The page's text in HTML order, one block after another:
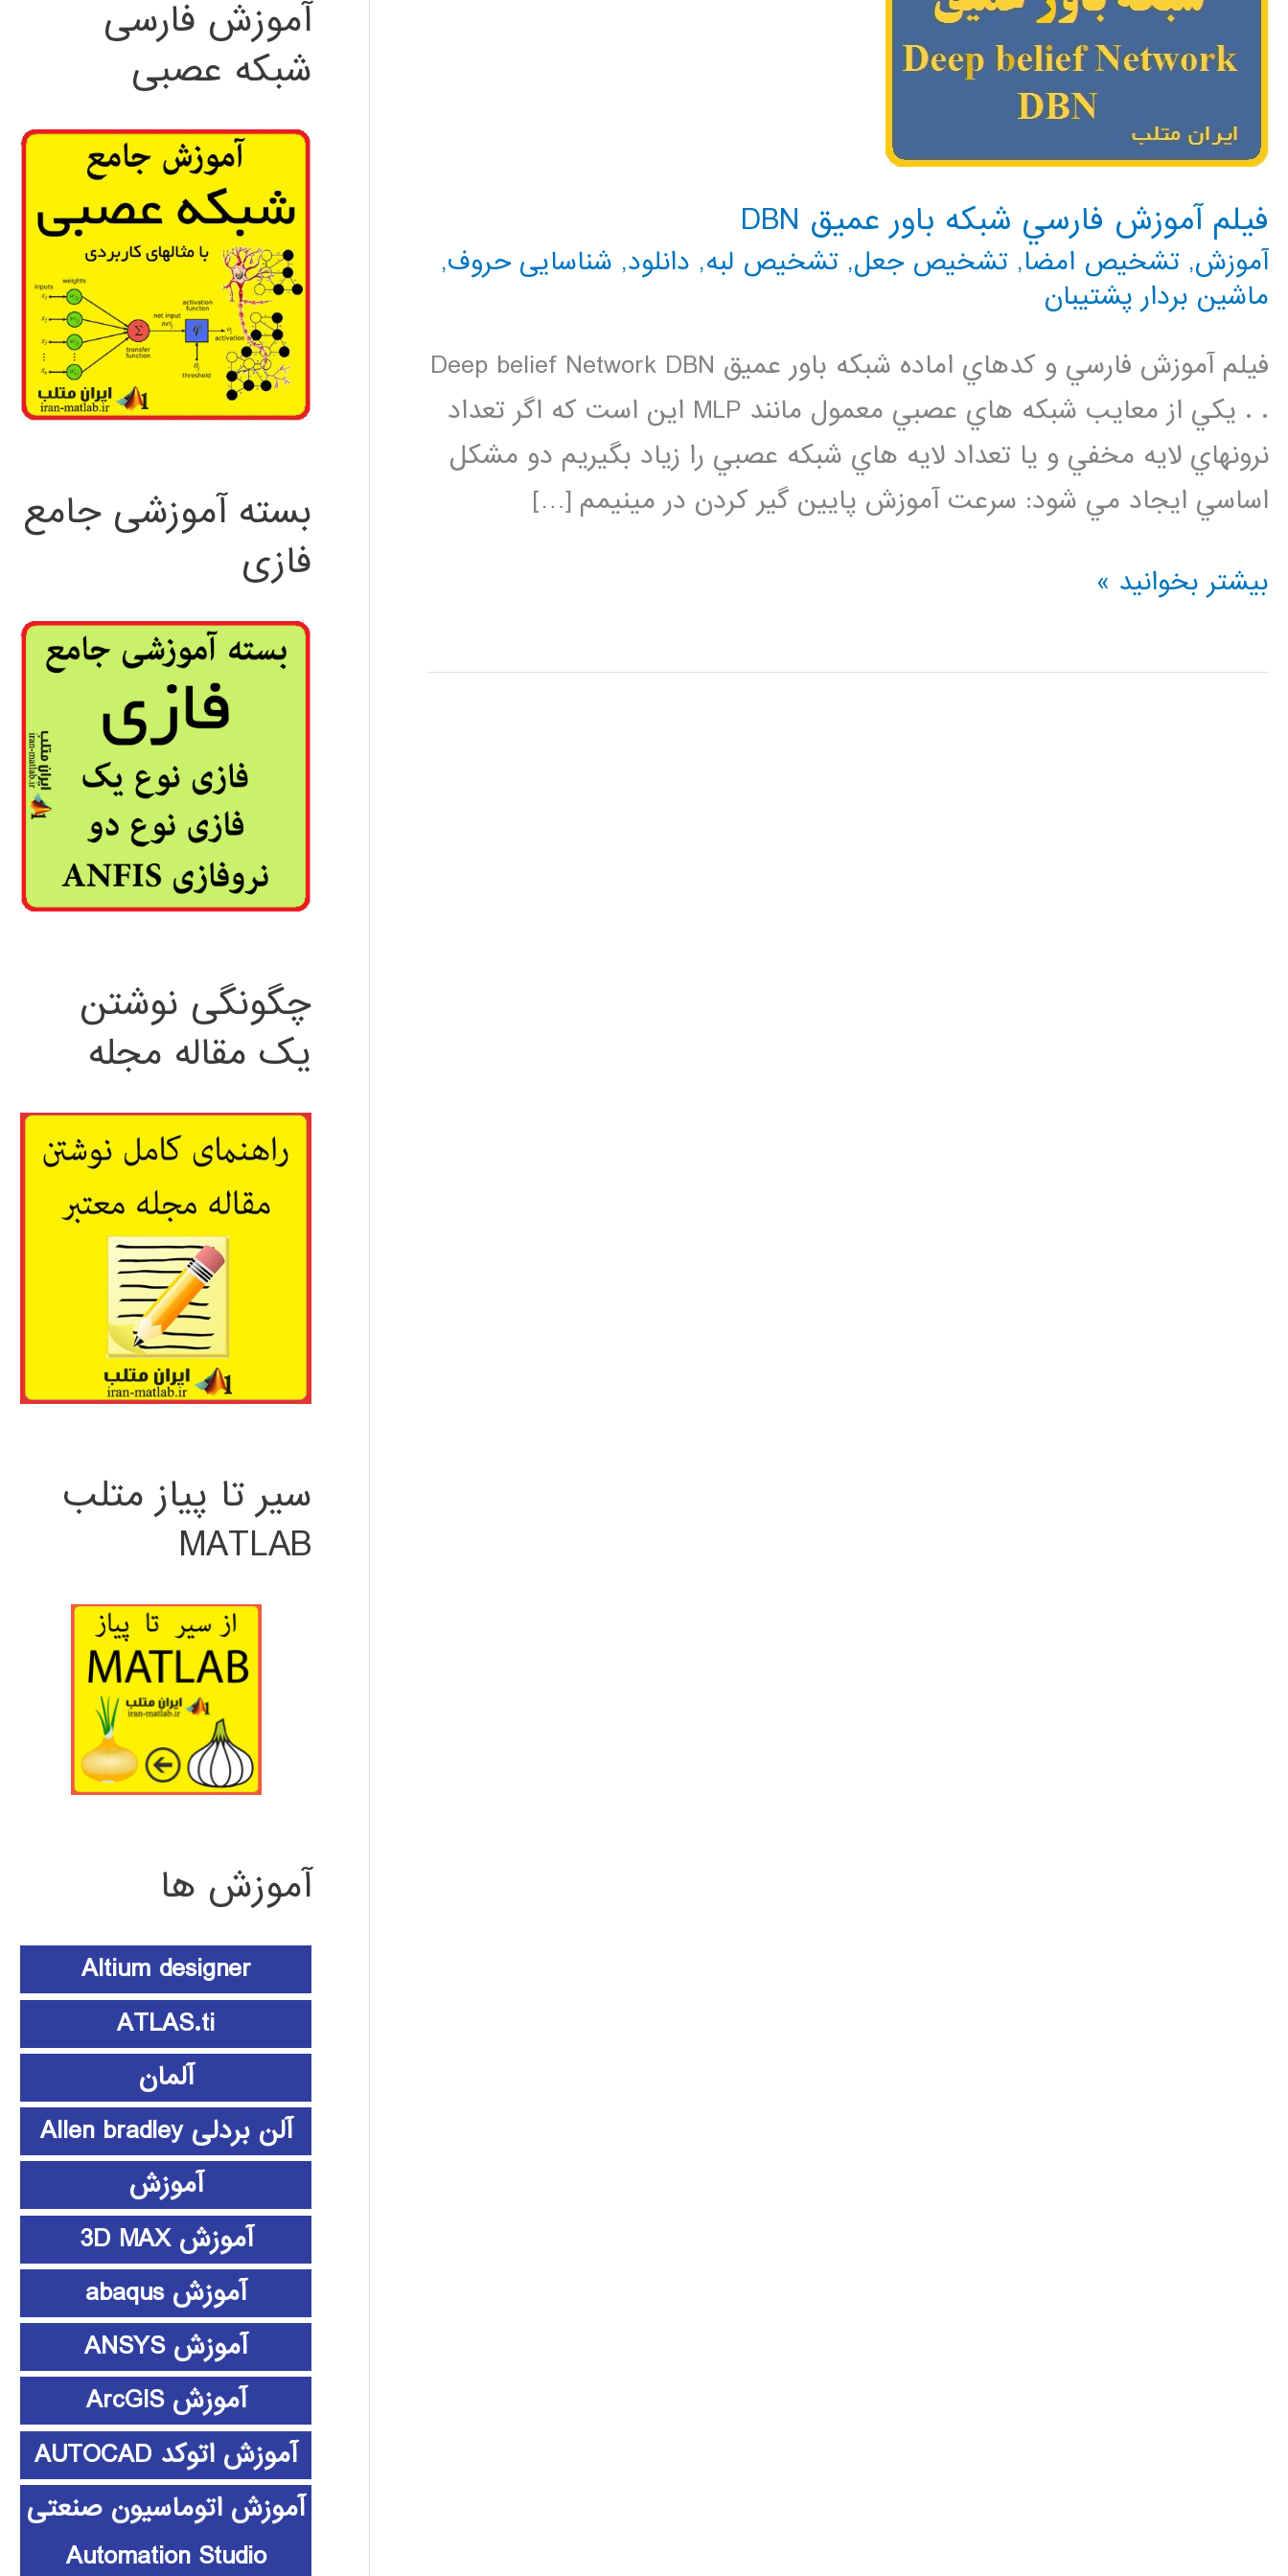
فيلم آموزش فارسي شبكه باور عميق DBN
آموزش, تشخیص امضا, تشخیص جعل, تشخیص لبه, دانلود, شناسایی حروف,
ماشین بردار پشتیبان
فيلم آموزش فارسي و كدهاي اماده شبكه باور عميق Deep belief Network DBN
. . يكي از معايب شبكه هاي عصبي معمول مانند MLP اين است كه اگر تعداد
نرونهاي لايه مخفي و يا تعداد لايه هاي شبكه عصبي را زياد بگيريم دو مشكل
اساسي ايجاد مي شود: سرعت آموزش پايين گير كردن در مينيمم […]
فيلم
فارسي
بیشتر بخوانید »
آموزش فارسی
شبکه عصبی
بسته آموزشی جامع
فازی
چگونگی نوشتن
یک مقاله مجله
سیر تا پیاز متلب
MATLAB
آموزش ها
Altium designer
ATLAS.ti
آلمان
آلن بردلی Allen bradley
آموزش
آموزش 3D MAX
آموزش abaqus
آموزش ANSYS
آموزش ArcGIS
آموزش اتوکد AUTOCAD
آموزش اتوماسیون صنعتی
Automation Studio